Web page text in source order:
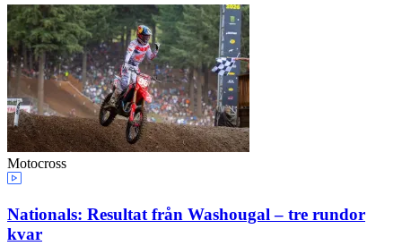
Motocross
Nationals: Resultat från Washougal – tre rundor
kvar